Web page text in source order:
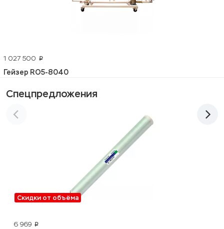
1 027 500 p
Гейзер RO5-8040
Спецпредложения
Скидки от объёма
6 969 p